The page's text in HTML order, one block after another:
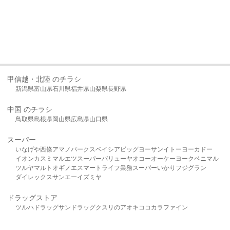
甲信越・北陸 のチラシ
新潟県富山県石川県福井県山梨県長野県
中国 のチラシ
鳥取県島根県岡山県広島県山口県
スーパー
いなげや西條アマノパークスベイシア ビッグヨーサンイトーヨーカドー
イオンカスミ マルエツスーパーバリューヤオコーオーケー ヨークベニマル
ツルヤマルト オギノ エスマート ライフ業務スーパーいかり フジグラン
ダイレックスサンエーイズミヤ
ドラッグストア
ツルハドラッグサンドラッグクスリのアオキ ココカラファイン